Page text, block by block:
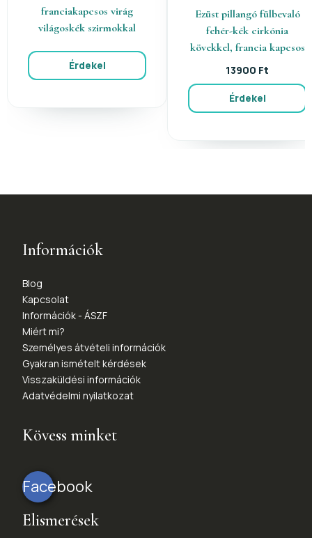
franciakapcsos virág
világoskék szirmokkal
Érdekel
Ezüst pillangó fülbevaló
fehér-kék cirkónia
kövekkel, francia kapcsos
13900 Ft
Érdekel
Információk
Blog
Kapcsolat
Információk - ÁSZF
Miért mi?
Személyes átvételi információk
Gyakran ismételt kérdések
Visszaküldési információk
Adatvédelmi nyilatkozat
Kövess minket
Facebook
Elismerések